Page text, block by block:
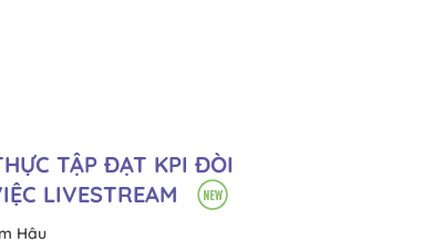
TẬP ĐẠT KPI ĐÒI
LIVESTREAM
Hậu